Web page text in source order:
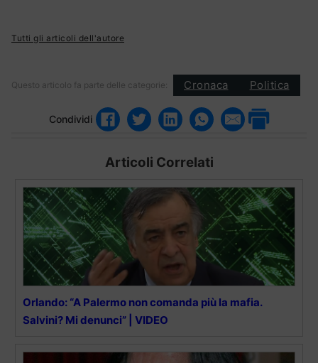
Tutti gli articoli dell'autore
Questo articolo fa parte delle categorie: Cronaca Politica
Condividi
Articoli Correlati
Orlando: “A Palermo non comanda più la mafia.
Salvini? Mi denunci” | VIDEO